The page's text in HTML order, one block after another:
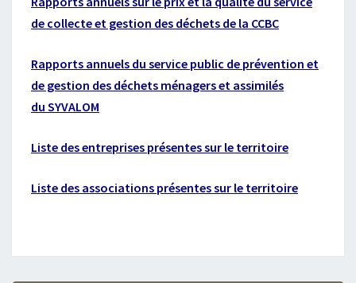
de collecte et gestion des déchets de la CCBC
Rapports annuels du service public de prévention et
de gestion des déchets ménagers et assimilés
du SYVALOM
Liste des entreprises présentes sur le territoire
Liste des associations présentes sur le territoire